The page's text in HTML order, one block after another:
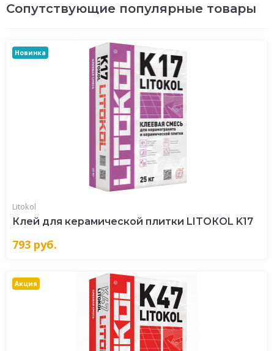
Сопутствующие популярные товары
Новинка
Litokol
Клей для керамической плитки LITOКOL K17
793 руб.
Акция